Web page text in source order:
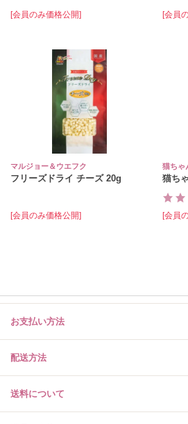
[会員のみ価格公開] [会員
マルジョー＆ウエフク
フリーズドライ チーズ 20g
[会員のみ価格公開]
猫ちゃ
猫ち
[会員
お支払い方法
配送方法
送料について